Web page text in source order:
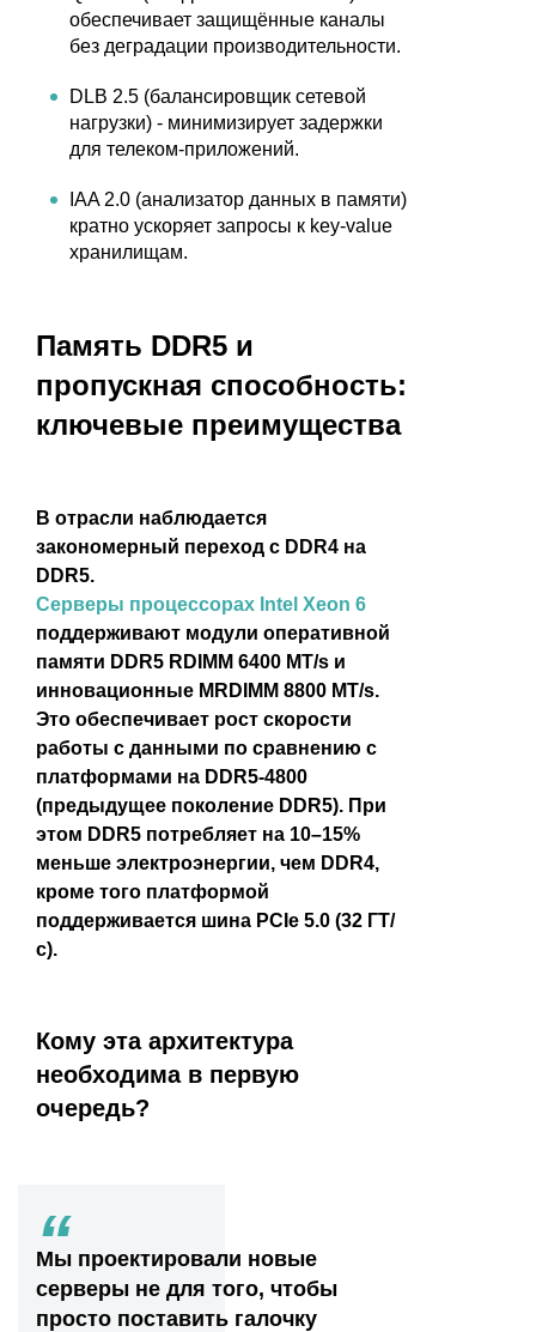
обеспечивает защищённые каналы
без деградации производительности.
DLB 2.5 (балансировщик сетевой
нагрузки) - минимизирует задержки
для телеком-приложений.
IAA 2.0 (анализатор данных в памяти)
кратно ускоряет запросы к key-value
хранилищам.
Память DDR5 и
пропускная способность:
ключевые преимущества
В отрасли наблюдается
закономерный переход с DDR4 на
DDR5.
Серверы процессорах Intel Xeon 6
поддерживают модули оперативной
памяти DDR5 RDIMM 6400 MT/s и
инновационные MRDIMM 8800 MT/s.
Это обеспечивает рост скорости
работы с данными по сравнению с
платформами на DDR5-4800
(предыдущее поколение DDR5). При
этом DDR5 потребляет на 10–15%
меньше электроэнергии, чем DDR4,
кроме того платформой
поддерживается шина PCIe 5.0 (32 ГТ/
с).
Кому эта архитектура
необходима в первую
очередь?
“
Мы проектировали новые
серверы не для того, чтобы
просто поставить галочку